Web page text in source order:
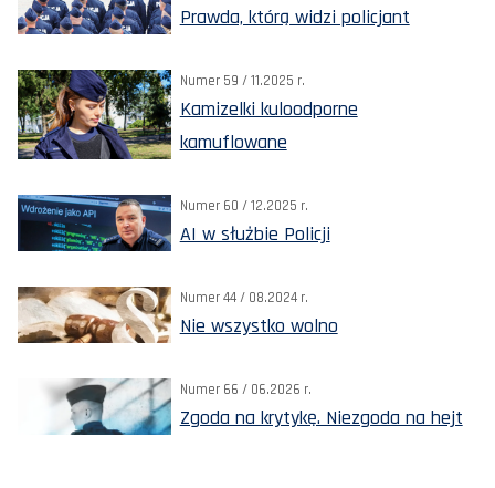
Prawda, którą widzi policjant
Numer 59 / 11.2025 r.
Kamizelki kuloodporne
kamuflowane
Numer 60 / 12.2025 r.
AI w służbie Policji
Numer 44 / 08.2024 r.
Nie wszystko wolno
Numer 66 / 06.2026 r.
Zgoda na krytykę. Niezgoda na hejt